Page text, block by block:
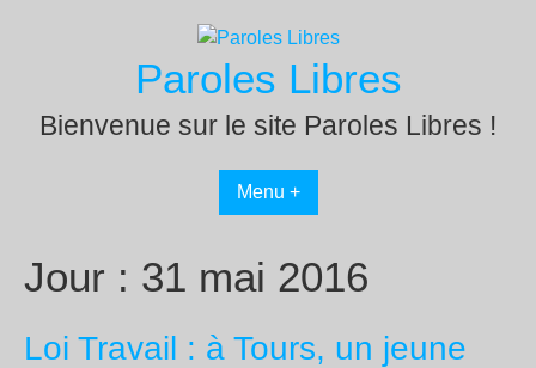
Paroles Libres
Bienvenue sur le site Paroles Libres !
Menu +
Jour : 31 mai 2016
Loi Travail : à Tours, un jeune